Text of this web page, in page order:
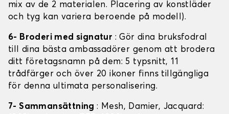
mix av de 2 materialen. Placering av konstläder
och tyg kan variera beroende på modell).
6- Broderi med signatur : Gör dina bruksfodral
till dina bästa ambassadörer genom att brodera
ditt företagsnamn på dem: 5 typsnitt, 11
trådfärger och över 20 ikoner finns tillgängliga
för denna ultimata personalisering.
7- Sammansättning: Mesh, Damier, Jacquard: